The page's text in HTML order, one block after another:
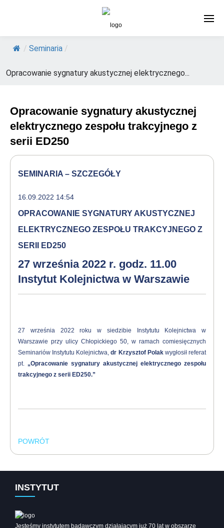
/ Seminaria /
Opracowanie sygnatury akustycznej elektrycznego...
Opracowanie sygnatury akustycznej
elektrycznego zespołu trakcyjnego z
serii ED250
SEMINARIA – SZCZEGÓŁY
16.09.2022 14:54
OPRACOWANIE SYGNATURY AKUSTYCZNEJ
ELEKTRYCZNEGO ZESPOŁU TRAKCYJNEGO Z
SERII ED250
27 września 2022 r. godz. 11.00
Instytut Kolejnictwa w Warszawie
27 września 2022 roku w siedzibie Instytutu Kolejnictwa w
Warszawie przy ulicy Chłopickiego 50, w ramach comiesięcznych
Seminariów Instytutu Kolejnictwa,dr Krzysztof Polakwygłosił referat
pt. „Opracowanie sygnatury akustycznej elektrycznego zespołu
trakcyjnego z serii ED250.”
POWRÓT
INSTYTUT
Jesteśmy instytutem badawczym działającym już 70 lat w obszarze